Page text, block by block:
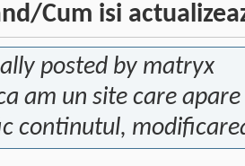
Cum isi
posted by matryx
am un site care
continutul,